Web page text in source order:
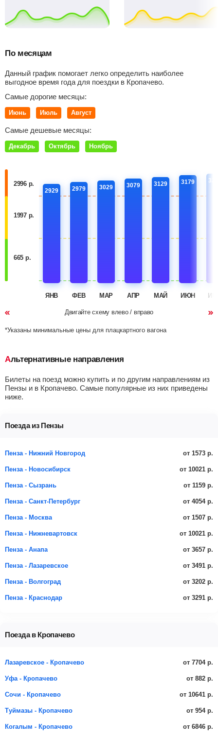
По месяцам
Данный график помогает легко определить наиболее
выгодное время года для поездки в Кропачево.
Самые дорогие месяцы:
Июнь Июль Август
Самые дешевые месяцы:
Декабрь Октябрь Ноябрь
2996 р.
1997 р.
665 р.
2929
ЯНВ
2979
ФЕВ
3029
МАР
3079
АПР
3129
МАЙ
3179
ИЮН
Двигайте схему влево / вправо
*Указаны минимальные цены для плацкартного вагона
Альтернативные направления
Билеты на поезд можно купить и по другим направлениям из
Пензы и в Кропачево. Самые популярные из них приведены
ниже.
Поезда из Пензы
Пенза - Нижний Новгород от 1573 р.
Пенза - Новосибирск от 10021 р.
Пенза - Сызрань от 1159 р.
Пенза - Санкт-Петербург от 4054 р.
Пенза - Москва от 1507 р.
Пенза - Нижневартовск от 10021 р.
Пенза - Анапа от 3657 р.
Пенза - Лазаревское от 3491 р.
Пенза - Волгоград от 3202 р.
Пенза - Краснодар от 3291 р.
Поезда в Кропачево
Лазаревское - Кропачево от 7704 р.
Уфа - Кропачево от 882 р.
Сочи - Кропачево от 10641 р.
Туймазы - Кропачево от 954 р.
Когалым - Кропачево от 6846 р.